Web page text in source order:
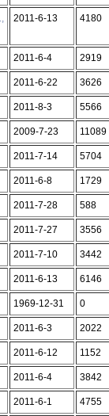
2011-6-13 4180
2011-6-4 2919
2011-6-22 3626
2011-8-3 5566
2009-7-23 11089
2011-7-14 5704
2011-6-8 1729
2011-7-28 588
2011-7-27 3556
2011-7-10 3442
2011-6-13 6146
1969-12-31 0
2011-6-3 2022
2011-6-12 1152
2011-6-4 3842
2011-6-1 4755